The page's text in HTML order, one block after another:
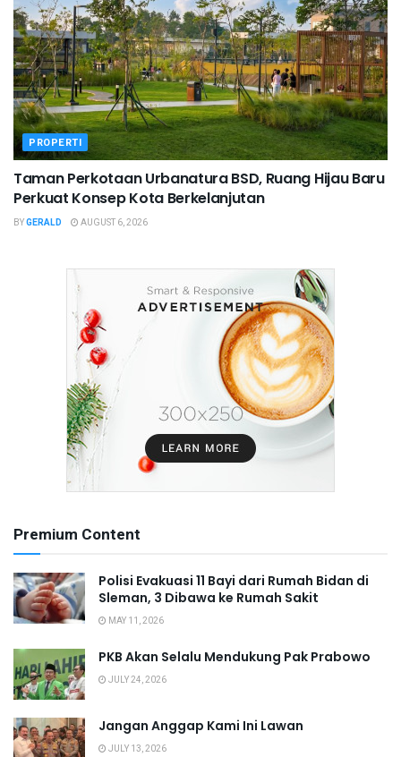
PROPERTI
Taman Perkotaan Urbanatura BSD, Ruang Hijau Baru
Perkuat Konsep Kota Berkelanjutan
BYGERALD AUGUST 6, 2026
Premium Content
Polisi Evakuasi 11 Bayi dari Rumah Bidan di
Sleman, 3 Dibawa ke Rumah Sakit
MAY 11, 2026
PKB Akan Selalu Mendukung Pak Prabowo
JULY 24, 2026
Jangan Anggap Kami Ini Lawan
JULY 13, 2026